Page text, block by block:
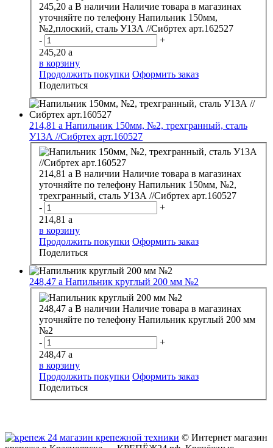
245,20 a В наличии Наличие товара в магазинах
уточняйте по телефону Напильник 150мм,
№2,плоский, сталь У13А //Сибртех арт.162527
-
+
245,20 a
в корзину
Продолжить покупки Оформить заказ
Поделиться
214,81 a Напильник 150мм, №2, трехгранный, сталь
У13А //Сибртех арт.160527
214,81 a В наличии Наличие товара в магазинах
уточняйте по телефону Напильник 150мм, №2,
трехгранный, сталь У13А //Сибртех арт.160527
-
+
214,81 a
в корзину
Продолжить покупки Оформить заказ
Поделиться
248,47 a Напильник круглый 200 мм №2
248,47 a В наличии Наличие товара в магазинах
уточняйте по телефону Напильник круглый 200 мм
№2
-
+
248,47 a
в корзину
Продолжить покупки Оформить заказ
Поделиться
© Интернет магазин